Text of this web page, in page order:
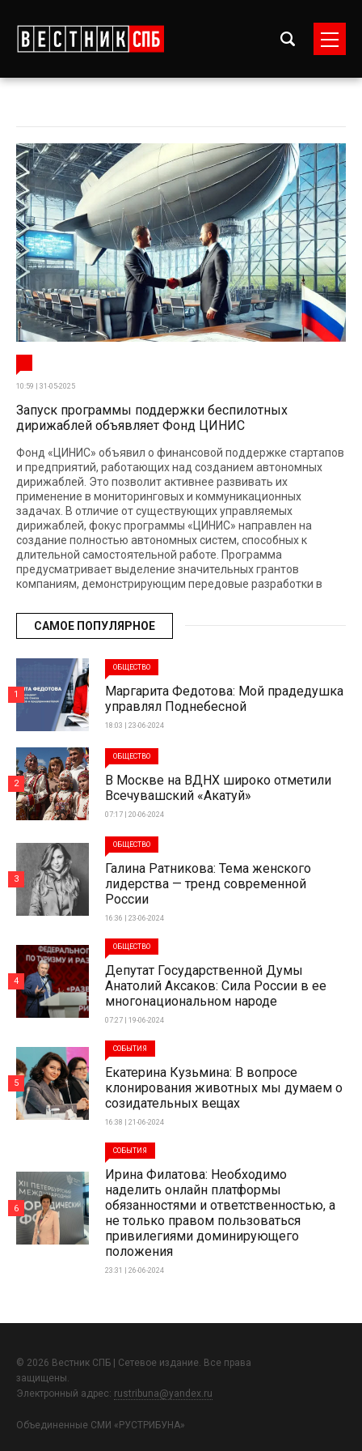
10:59 | 31-05-2025
Запуск программы поддержки беспилотных
дирижаблей объявляет Фонд ЦИНИС
Фонд «ЦИНИС» объявил о финансовой поддержке стартапов
и предприятий, работающих над созданием автономных
дирижаблей. Это позволит активнее развивать их
применение в мониторинговых и коммуникационных
задачах. В отличие от существующих управляемых
дирижаблей, фокус программы «ЦИНИС» направлен на
создание полностью автономных систем, способных к
длительной самостоятельной работе. Программа
предусматривает выделение значительных грантов
компаниям, демонстрирующим передовые разработки в
САМОЕ ПОПУЛЯРНОЕ
ОБЩЕСТВО
Маргарита Федотова: Мой прадедушка
управлял Поднебесной
18:03 | 23-06-2024
1
ОБЩЕСТВО
В Москве на ВДНХ широко отметили
Всечувашский «Акатуй»
07:17 | 20-06-2024
2
ОБЩЕСТВО
Галина Ратникова: Тема женского
лидерства — тренд современной
России
16:36 | 23-06-2024
3
ОБЩЕСТВО
Депутат Государственной Думы
Анатолий Аксаков: Сила России в ее
многонациональном народе
07:27 | 19-06-2024
4
СОБЫТИЯ
Екатерина Кузьмина: В вопросе
клонирования животных мы думаем о
созидательных вещах
16:38 | 21-06-2024
5
СОБЫТИЯ
Ирина Филатова: Необходимо
наделить онлайн платформы
обязанностями и ответственностью, а
не только правом пользоваться
привилегиями доминирующего
положения
23:31 | 26-06-2024
6
© 2026 Вестник СПБ | Сетевое издание. Все права
защищены.
Электронный адрес: rustribuna@yandex.ru
Объединенные СМИ «РУСТРИБУНА»